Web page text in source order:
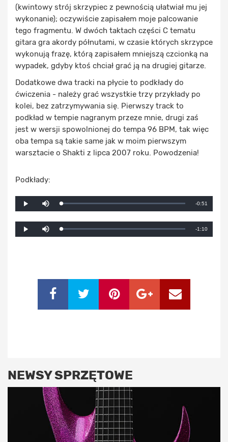
(kwintowy strój skrzypiec z pewnością ułatwiał mu jej
wykonanie); oczywiście zapisałem moje palcowanie
tego fragmentu. W dwóch taktach części C tematu
gitara gra akordy półnutami, w czasie których skrzypce
wykonują frazę, którą zapisałem mniejszą czcionką na
wypadek, gdyby ktoś chciał grać ją na drugiej gitarze.
Dodatkowe dwa tracki na płycie to podkłady do
ćwiczenia - należy grać wszystkie trzy przykłady po
kolei, bez zatrzymywania się. Pierwszy track to
podkład w tempie nagranym przeze mnie, drugi zaś
jest w wersji spowolnionej do tempa 96 BPM, tak więc
oba tempa są takie same jak w moim pierwszym
warsztacie o Shakti z lipca 2007 roku. Powodzenia!
Podkłady:
Play
Loaded:
0%
Progress:
0%
Remaining
-0:51
Play
Loaded:
0%
Progress:
0%
Remaining
-1:10
NEWSY SPRZĘTOWE